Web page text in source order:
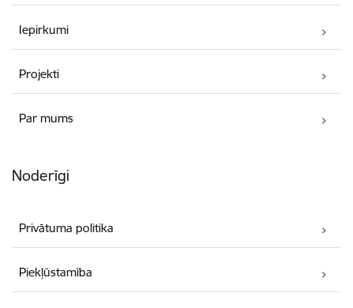
Iepirkumi
Projekti
Par mums
Noderīgi
Privātuma politika
Piekļūstamība